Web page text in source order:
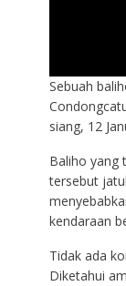
Sebuah
siang, 12
Baliho yang
tersebut
kendaraan
Tidak ada
Diketahui